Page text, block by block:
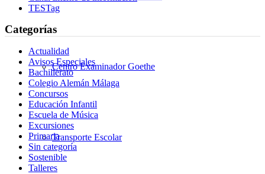
Centro Examinador Goethe
Transporte Escolar
TESTag
Categorías
Actualidad
Avisos Especiales
Bachillerato
Colegio Alemán Málaga
Concursos
Educación Infantil
Escuela de Música
Excursiones
Primaria
Sin categoría
Sostenible
Talleres